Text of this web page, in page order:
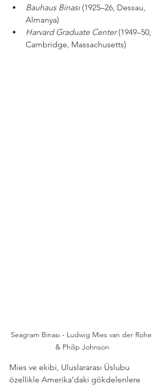
Bauhaus Binası (1925–26, Dessau,
Almanya)
Harvard Graduate Center (1949–50,
Cambridge, Massachusetts)
Seagram Binası - Ludwig Mies van der Rohe
& Philip Johnson
Mies ve ekibi, Uluslararası Üslubu
özellikle Amerika’daki gökdelenlere